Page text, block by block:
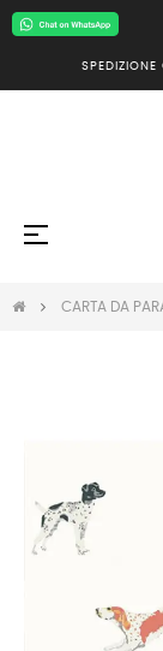
navigazione
☰
CARTA DA